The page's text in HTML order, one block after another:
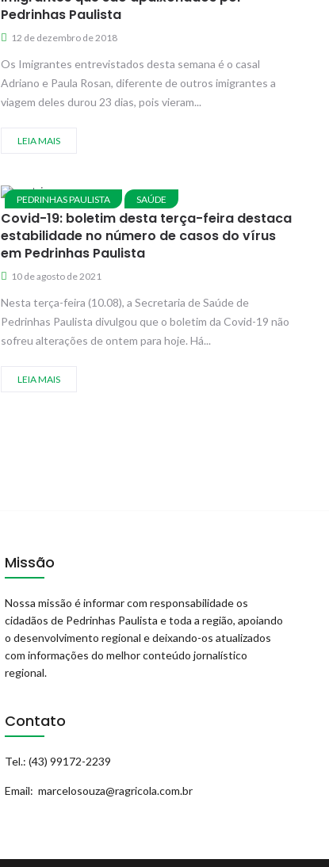
Pedrinhas Paulista
12 de dezembro de 2018
Os Imigrantes entrevistados desta semana é o casal
Adriano e Paula Rosan, diferente de outros imigrantes a
viagem deles durou 23 dias, pois vieram...
LEIA MAIS
PEDRINHAS PAULISTA SAÚDE
Covid-19: boletim desta terça-feira destaca
estabilidade no número de casos do vírus
em Pedrinhas Paulista
10 de agosto de 2021
Nesta terça-feira (10.08), a Secretaria de Saúde de
Pedrinhas Paulista divulgou que o boletim da Covid-19 não
sofreu alterações de ontem para hoje. Há...
LEIA MAIS
Missão
Nossa missão é informar com responsabilidade os
cidadãos de Pedrinhas Paulista e toda a região, apoiando
o desenvolvimento regional e deixando-os atualizados
com informações do melhor conteúdo jornalístico
regional.
Contato
Tel.: (43) 99172-2239
Email: marcelosouza@ragricola.com.br